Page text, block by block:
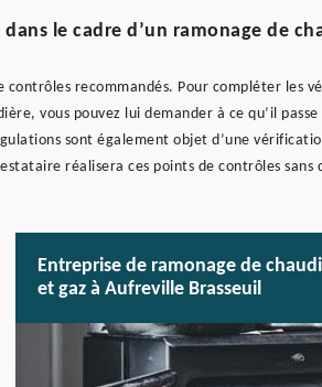
le cadre d’un ramonage de
recommandés. Pour compléter les
vous pouvez lui demander à ce qu’il
sont également objet d’une
réalisera ces points de contrôles sans
Entreprise de ramonage de
et gaz à Aufreville Brasseuil